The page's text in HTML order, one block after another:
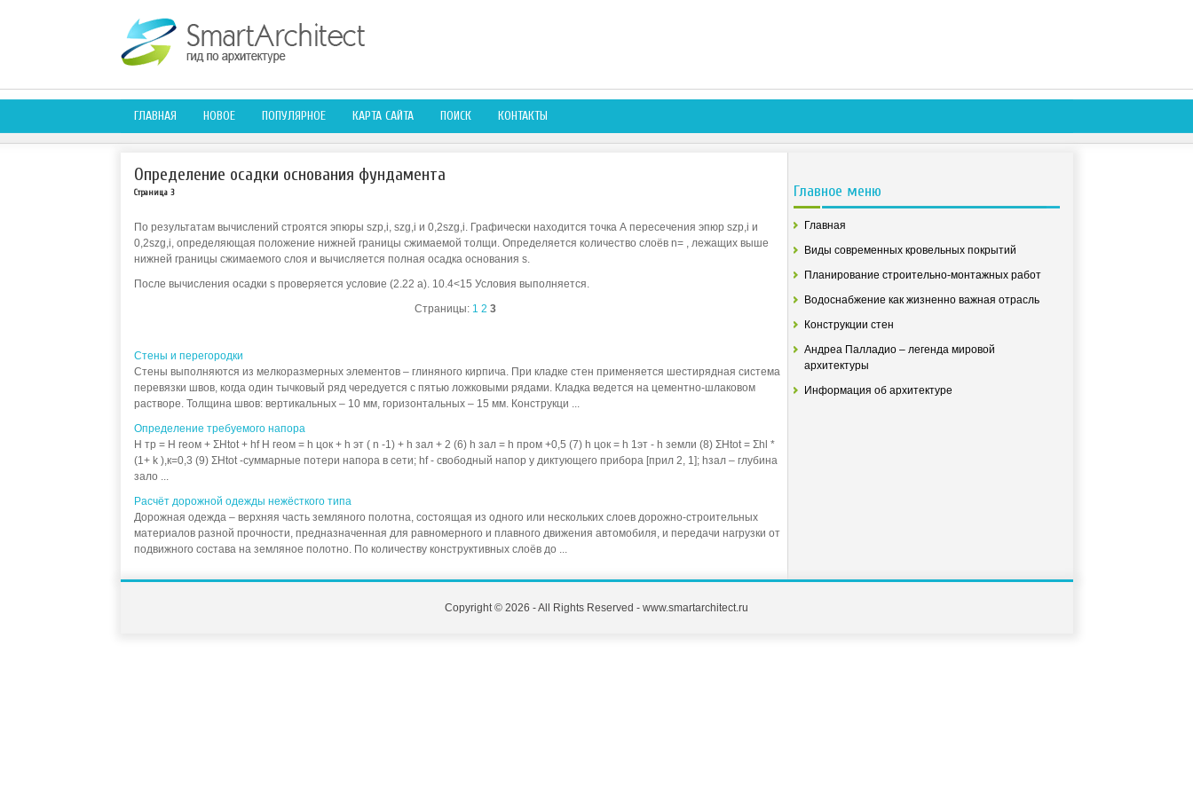
ГЛАВНАЯ НОВОЕ ПОПУЛЯРНОЕ КАРТА САЙТА ПОИСК КОНТАКТЫ
Определение осадки основания фундамента
Страница 3
По результатам вычислений строятся эпюры szр,i, szg,i и 0,2szg,i. Графически находится точка А пересечения эпюр szр,i и
0,2szg,i, определяющая положение нижней границы сжимаемой толщи. Определяется количество слоёв n= , лежащих выше
нижней границы сжимаемого слоя и вычисляется полная осадка основания s.
После вычисления осадки s проверяется условие (2.22 а). 10.4<15 Условия выполняется.
Страницы: 1 2 3
Стены и перегородки
Стены выполняются из мелкоразмерных элементов – глиняного кирпича. При кладке стен применяется шестирядная система
перевязки швов, когда один тычковый ряд чередуется с пятью ложковыми рядами. Кладка ведется на цементно-шлаковом
растворе. Толщина швов: вертикальных – 10 мм, горизонтальных – 15 мм. Конструкци ...
Определение требуемого напора
H тр = H геом + ΣHtot + hf H геом = h цок + h эт ( n -1) + h зал + 2 (6) h зал = h пром +0,5 (7) h цок = h 1эт - h земли (8) ΣHtot = Σhl *
(1+ k ),к=0,3 (9) ΣHtot -суммарные потери напора в сети; hf - свободный напор у диктующего прибора [прил 2, 1]; hзал – глубина
зало ...
Расчёт дорожной одежды нежёсткого типа
Дорожная одежда – верхняя часть земляного полотна, состоящая из одного или нескольких слоев дорожно-строительных
материалов разной прочности, предназначенная для равномерного и плавного движения автомобиля, и передачи нагрузки от
подвижного состава на земляное полотно. По количеству конструктивных слоёв до ...
Главное меню
Главная
Виды современных кровельных покрытий
Планирование строительно-монтажных работ
Водоснабжение как жизненно важная отрасль
Конструкции стен
Андреа Палладио – легенда мировой
архитектуры
Информация об архитектуре
Copyright © 2026 - All Rights Reserved - www.smartarchitect.ru